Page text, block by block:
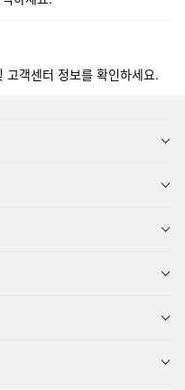
객센터 정보를 확인하세요.